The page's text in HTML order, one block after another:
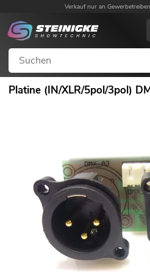
Verkauf nur an
Platine (IN/XLR/5pol/3pol)